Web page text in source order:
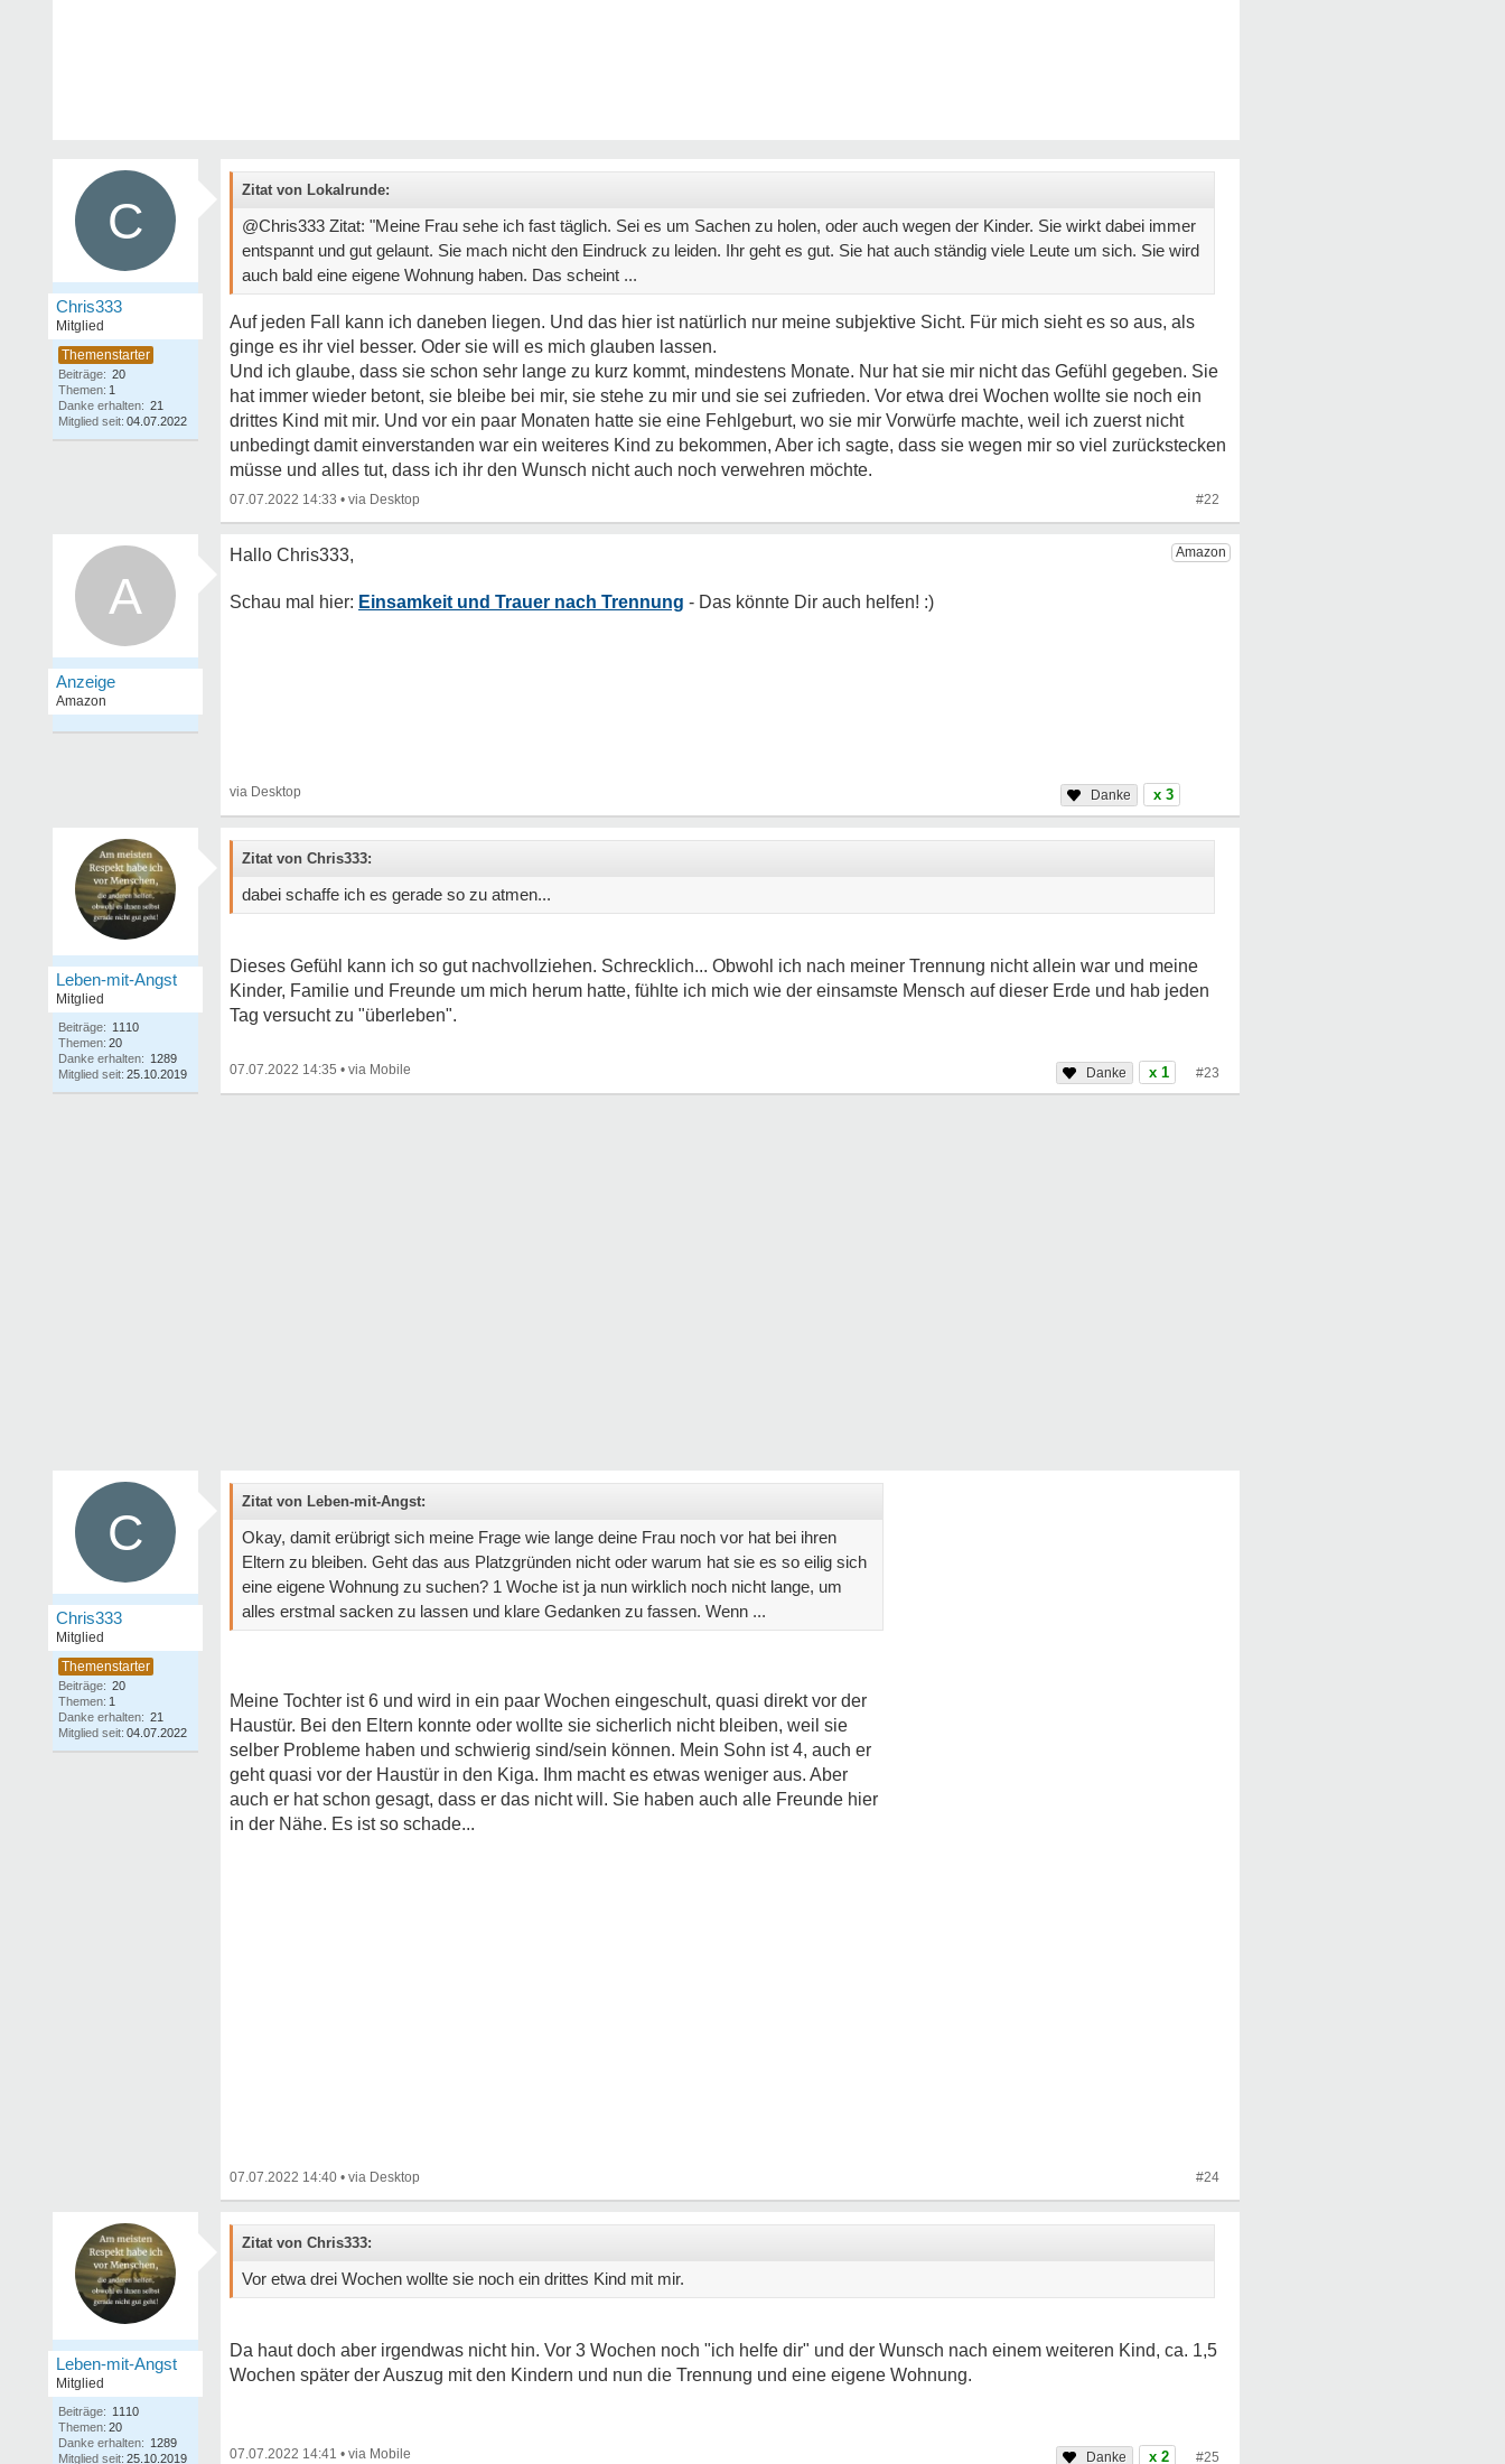
C
Chris333
Mitglied
Beiträge: 20
Themen: 1
Danke erhalten: 21
Mitglied seit: 04.07.2022
Zitat von Lokalrunde:
@Chris333 Zitat: "Meine Frau sehe ich fast täglich. Sei es um Sachen zu holen, oder auch wegen der Kinder. Sie wirkt dabei immer
entspannt und gut gelaunt. Sie mach nicht den Eindruck zu leiden. Ihr geht es gut. Sie hat auch ständig viele Leute um sich. Sie wird
auch bald eine eigene Wohnung haben. Das scheint ...
Auf jeden Fall kann ich daneben liegen. Und das hier ist natürlich nur meine subjektive Sicht. Für mich sieht es so aus, als
ginge es ihr viel besser. Oder sie will es mich glauben lassen.
Und ich glaube, dass sie schon sehr lange zu kurz kommt, mindestens Monate. Nur hat sie mir nicht das Gefühl gegeben. Sie
hat immer wieder betont, sie bleibe bei mir, sie stehe zu mir und sie sei zufrieden. Vor etwa drei Wochen wollte sie noch ein
drittes Kind mit mir. Und vor ein paar Monaten hatte sie eine Fehlgeburt, wo sie mir Vorwürfe machte, weil ich zuerst nicht
unbedingt damit einverstanden war ein weiteres Kind zu bekommen, Aber ich sagte, dass sie wegen mir so viel zurückstecken
müsse und alles tut, dass ich ihr den Wunsch nicht auch noch verwehren möchte.
07.07.2022 14:33 • #22
A Einsamkeit und Trauer nach Trennung
x 3
Leben-mit-Angst
Mitglied
Beiträge: 1110
Themen: 20
Danke erhalten: 1289
Mitglied seit: 25.10.2019
Zitat von Chris333:
dabei schaffe ich es gerade so zu atmen...
Dieses Gefühl kann ich so gut nachvollziehen. Schrecklich... Obwohl ich nach meiner Trennung nicht allein war und meine
Kinder, Familie und Freunde um mich herum hatte, fühlte ich mich wie der einsamste Mensch auf dieser Erde und hab jeden
Tag versucht zu "überleben".
07.07.2022 14:35 • x 1 #23
C
Chris333
Mitglied
Beiträge: 20
Themen: 1
Danke erhalten: 21
Mitglied seit: 04.07.2022
Zitat von Leben-mit-Angst:
Okay, damit erübrigt sich meine Frage wie lange deine Frau noch vor hat bei ihren
Eltern zu bleiben. Geht das aus Platzgründen nicht oder warum hat sie es so eilig sich
eine eigene Wohnung zu suchen? 1 Woche ist ja nun wirklich noch nicht lange, um
alles erstmal sacken zu lassen und klare Gedanken zu fassen. Wenn ...
Meine Tochter ist 6 und wird in ein paar Wochen eingeschult, quasi direkt vor der
Haustür. Bei den Eltern konnte oder wollte sie sicherlich nicht bleiben, weil sie
selber Probleme haben und schwierig sind/sein können. Mein Sohn ist 4, auch er
geht quasi vor der Haustür in den Kiga. Ihm macht es etwas weniger aus. Aber
auch er hat schon gesagt, dass er das nicht will. Sie haben auch alle Freunde hier
in der Nähe. Es ist so schade...
07.07.2022 14:40 • #24
Leben-mit-Angst
Mitglied
Beiträge: 1110
Themen: 20
Danke erhalten: 1289
Mitglied seit: 25.10.2019
Zitat von Chris333:
Vor etwa drei Wochen wollte sie noch ein drittes Kind mit mir.
Da haut doch aber irgendwas nicht hin. Vor 3 Wochen noch "ich helfe dir" und der Wunsch nach einem weiteren Kind, ca. 1,5
Wochen später der Auszug mit den Kindern und nun die Trennung und eine eigene Wohnung.
07.07.2022 14:41 • x 2 #25